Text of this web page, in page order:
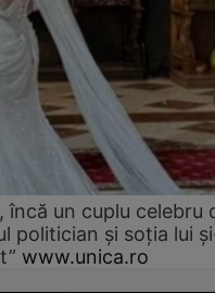
încă un cuplu celebru
politician și soția lui
www.unica.ro